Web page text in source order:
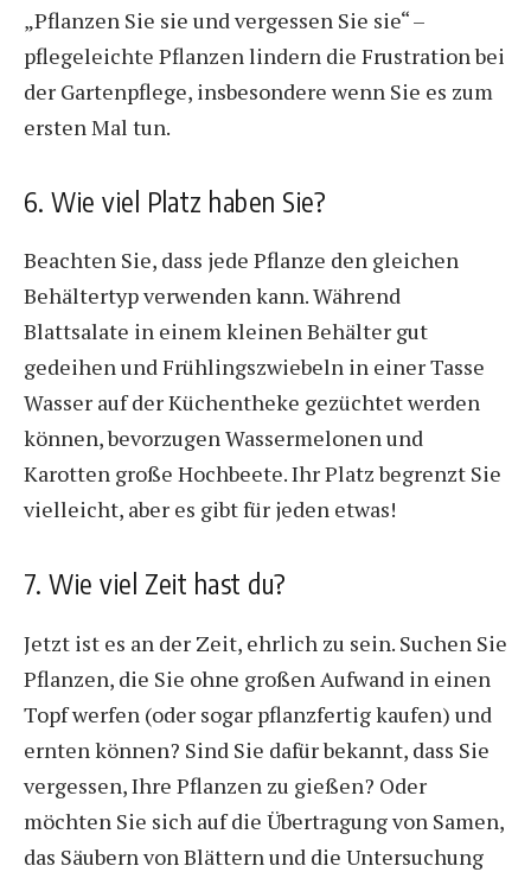
„Pflanzen Sie sie und vergessen Sie sie“ –
pflegeleichte Pflanzen lindern die Frustration bei
der Gartenpflege, insbesondere wenn Sie es zum
ersten Mal tun.
6. Wie viel Platz haben Sie?
Beachten Sie, dass jede Pflanze den gleichen
Behältertyp verwenden kann. Während
Blattsalate in einem kleinen Behälter gut
gedeihen und Frühlingszwiebeln in einer Tasse
Wasser auf der Küchentheke gezüchtet werden
können, bevorzugen Wassermelonen und
Karotten große Hochbeete. Ihr Platz begrenzt Sie
vielleicht, aber es gibt für jeden etwas!
7. Wie viel Zeit hast du?
Jetzt ist es an der Zeit, ehrlich zu sein. Suchen Sie
Pflanzen, die Sie ohne großen Aufwand in einen
Topf werfen (oder sogar pflanzfertig kaufen) und
ernten können? Sind Sie dafür bekannt, dass Sie
vergessen, Ihre Pflanzen zu gießen? Oder
möchten Sie sich auf die Übertragung von Samen,
das Säubern von Blättern und die Untersuchung